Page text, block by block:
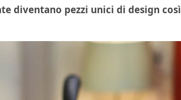
diventano pezzi unici di design così